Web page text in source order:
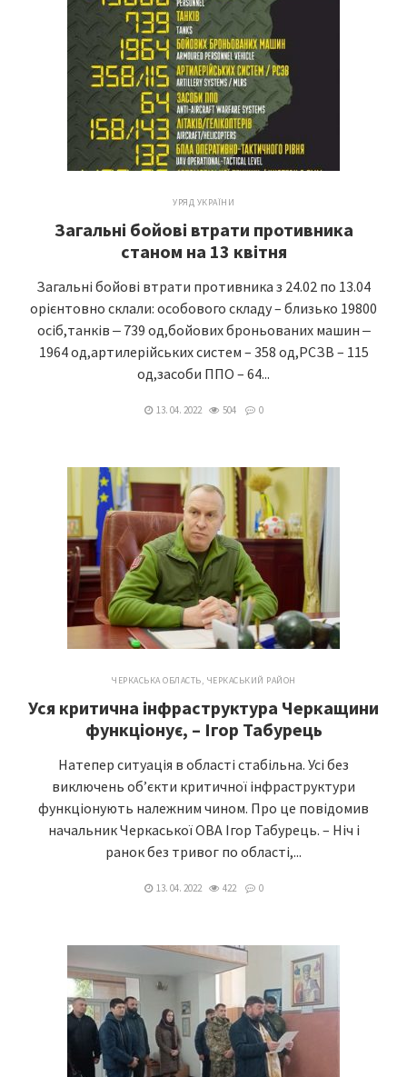
УРЯД УКРАЇНИ
Загальні бойові втрати противника
станом на 13 квітня
Загальні бойові втрати противника з 24.02 по 13.04
орієнтовно склали: особового складу – близько 19800
осіб,танків ‒ 739 од,бойових броньованих машин ‒
1964 од,артилерійських систем – 358 од,РСЗВ – 115
од,засоби ППО – 64...
13. 04. 2022 504 0
ЧЕРКАСЬКА ОБЛАСТЬ, ЧЕРКАСЬКИЙ РАЙОН
Уся критична інфраструктура Черкащини
функціонує, – Ігор Табурець
Натепер ситуація в області стабільна. Усі без
виключень об’єкти критичної інфраструктури
функціонують належним чином. Про це повідомив
начальник Черкаської ОВА Ігор Табурець. – Ніч і
ранок без тривог по області,...
13. 04. 2022 422 0